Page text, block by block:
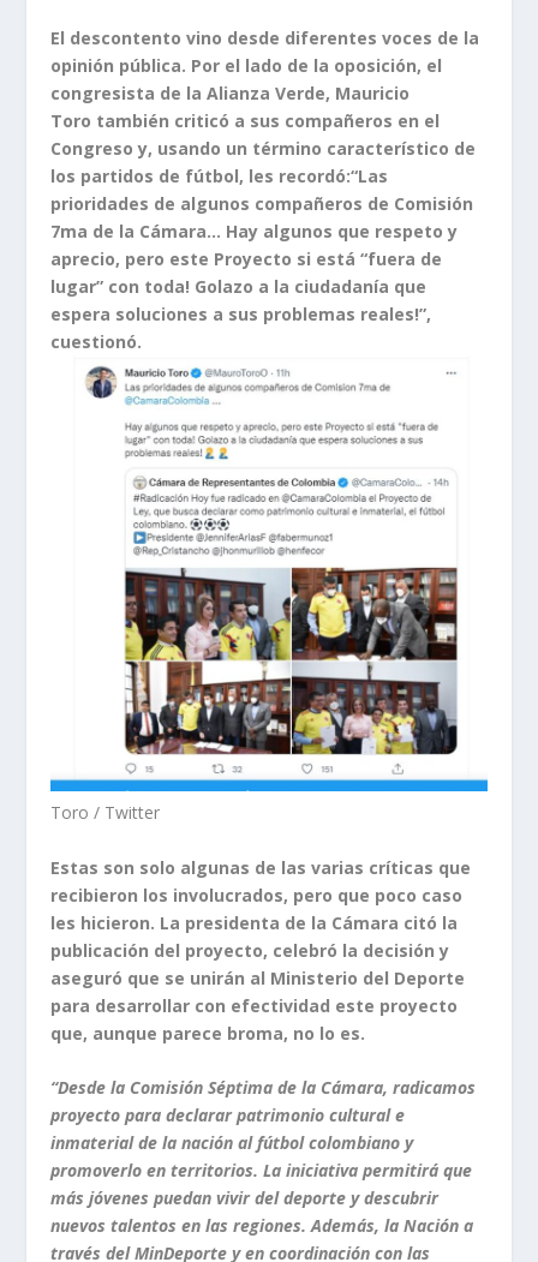
El descontento vino desde diferentes voces de la
opinión pública. Por el lado de la oposición, el
congresista de la Alianza Verde, Mauricio
Toro también criticó a sus compañeros en el
Congreso y, usando un término característico de
los partidos de fútbol, les recordó:“Las
prioridades de algunos compañeros de Comisión
7ma de la Cámara… Hay algunos que respeto y
aprecio, pero este Proyecto si está “fuera de
lugar” con toda! Golazo a la ciudadanía que
espera soluciones a sus problemas reales!”,
cuestionó.
Toro / Twitter
Estas son solo algunas de las varias críticas que
recibieron los involucrados, pero que poco caso
les hicieron. La presidenta de la Cámara citó la
publicación del proyecto, celebró la decisión y
aseguró que se unirán al Ministerio del Deporte
para desarrollar con efectividad este proyecto
que, aunque parece broma, no lo es.
“Desde la Comisión Séptima de la Cámara, radicamos
proyecto para declarar patrimonio cultural e
inmaterial de la nación al fútbol colombiano y
promoverlo en territorios. La iniciativa permitirá que
más jóvenes puedan vivir del deporte y descubrir
nuevos talentos en las regiones. Además, la Nación a
través del MinDeporte y en coordinación con las